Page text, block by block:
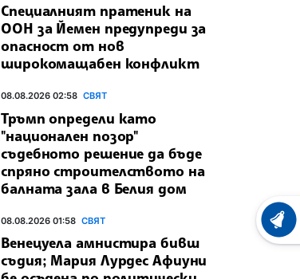
Специалният пратеник на
ООН за Йемен предупреди за
опасност от нов
широкомащабен конфликт
08.08.2026 02:58 СВЯТ
Тръмп определи като
"национален позор"
съдебното решение да бъде
спряно строителството на
балната зала в Белия дом
08.08.2026 01:58 СВЯТ
Венецуела амнистира бивш
съдия; Мария Лурдес Афиуни